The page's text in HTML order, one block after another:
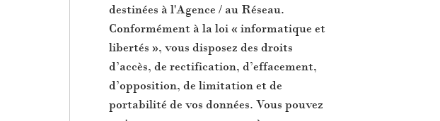
destinées à l'Agence / au Réseau.
Conformément à la loi « informatique et
libertés », vous disposez des droits
d’accès, de rectification, d’effacement,
d’opposition, de limitation et de
portabilité de vos données. Vous pouvez